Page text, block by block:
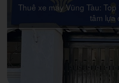
Thuê xe máy Vũng Tàu:
tâm lựa